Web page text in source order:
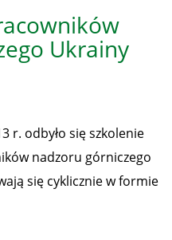
Ukrainy
r. odbyło się szkolenie
nadzoru górniczego
się cyklicznie w formie